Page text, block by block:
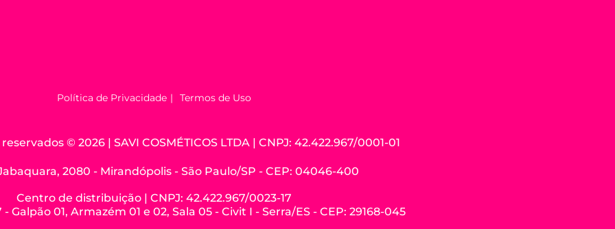
Política de Privacidade Termos de Uso
© 2026 | SAVI COSMÉTICOS LTDA | CNPJ: 42.422.967/0001-01
2080 - Mirandópolis - São Paulo/SP - CEP: 04046-400
Centro de distribuição | CNPJ: 42.422.967/0023-17
Galpão 01, Armazém 01 e 02, Sala 05 - Civit I - Serra/ES - CEP: 29168-045